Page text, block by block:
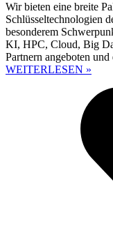
Wir bieten eine breite
Schlüsseltechnologien
besonderem
KI, HPC, Cloud, Big
Partnern angeboten
WEITERLESEN »